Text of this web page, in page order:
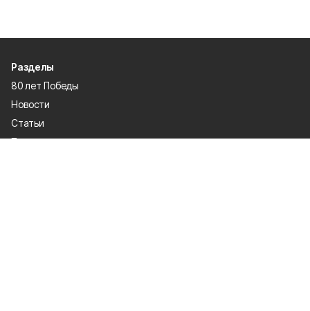
Разделы
80 лет Победы
Новости
Статьи
Политика